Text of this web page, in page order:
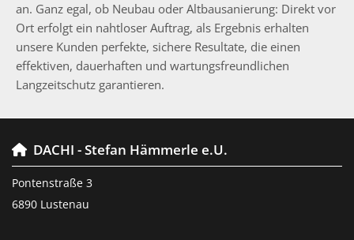
an. Ganz egal, ob Neubau oder Altbausanierung: Direkt vor
Ort erfolgt ein nahtloser Auftrag, als Ergebnis erhalten
unsere Kunden perfekte, sichere Resultate, die einen
effektiven, dauerhaften und wartungsfreundlichen
Langzeitschutz garantieren.
 DACHI - Stefan Hämmerle e.U.
Pontenstraße 3
6890 Lustenau